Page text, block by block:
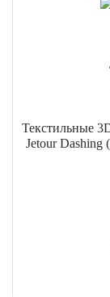
Текстильные
Jetour